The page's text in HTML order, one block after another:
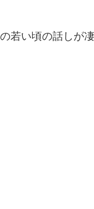
若い頃の話しが